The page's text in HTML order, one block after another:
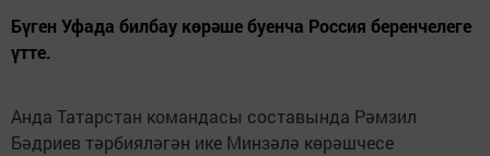
Бүген Уфада билбау көрәше буенча Россия беренчелеге
үтте.
Анда Татарстан командасы составында Рәмзил
Бәдриев тәрбияләгән ике Минзәлә көрәшчесе